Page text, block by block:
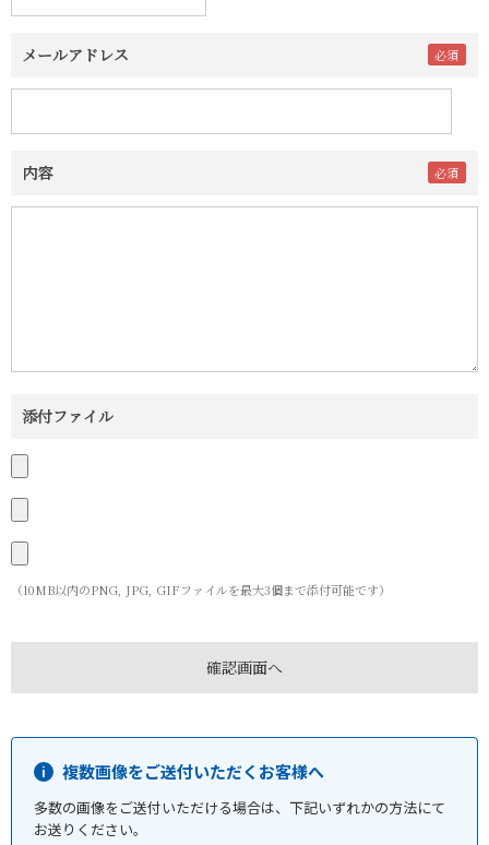
メールアドレス
内容
添付ファイル
（10MB以内のPNG, JPG, GIFファイルを最大3個まで添付可能です）
複数画像をご送付いただくお客様へ
多数の画像をご送付いただける場合は、下記いずれかの方法にて
お送りください。